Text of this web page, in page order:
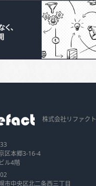
株式会社リファクト
区本郷3-16-4
ル4階
市中央区北二条西三丁目